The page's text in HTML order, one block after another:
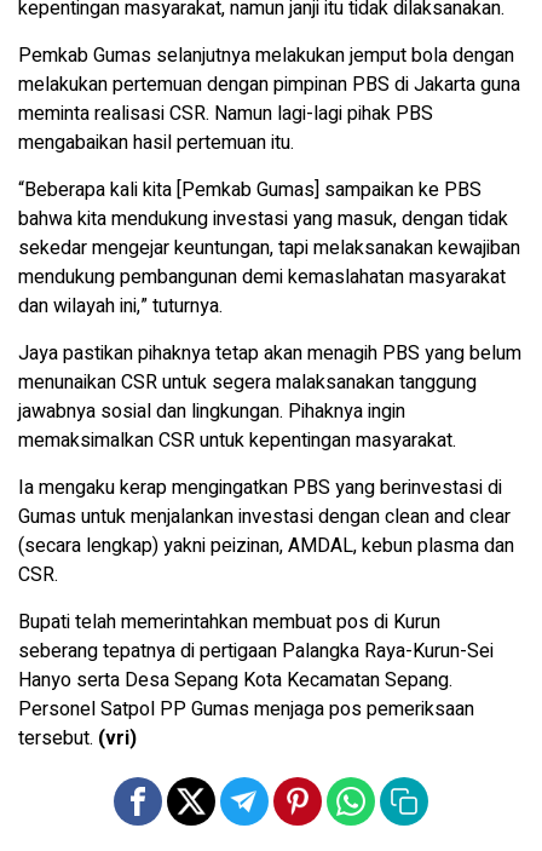
kepentingan masyarakat, namun janji itu tidak dilaksanakan.
Pemkab Gumas selanjutnya melakukan jemput bola dengan
melakukan pertemuan dengan pimpinan PBS di Jakarta guna
meminta realisasi CSR. Namun lagi-lagi pihak PBS
mengabaikan hasil pertemuan itu.
“Beberapa kali kita [Pemkab Gumas] sampaikan ke PBS
bahwa kita mendukung investasi yang masuk, dengan tidak
sekedar mengejar keuntungan, tapi melaksanakan kewajiban
mendukung pembangunan demi kemaslahatan masyarakat
dan wilayah ini,” tuturnya.
Jaya pastikan pihaknya tetap akan menagih PBS yang belum
menunaikan CSR untuk segera malaksanakan tanggung
jawabnya sosial dan lingkungan. Pihaknya ingin
memaksimalkan CSR untuk kepentingan masyarakat.
Ia mengaku kerap mengingatkan PBS yang berinvestasi di
Gumas untuk menjalankan investasi dengan clean and clear
(secara lengkap) yakni peizinan, AMDAL, kebun plasma dan
CSR.
Bupati telah memerintahkan membuat pos di Kurun
seberang tepatnya di pertigaan Palangka Raya-Kurun-Sei
Hanyo serta Desa Sepang Kota Kecamatan Sepang.
Personel Satpol PP Gumas menjaga pos pemeriksaan
tersebut. (vri)